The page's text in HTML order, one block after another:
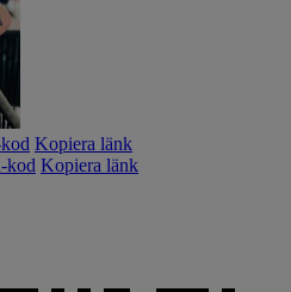
Kopiera länk
kod Kopiera länk